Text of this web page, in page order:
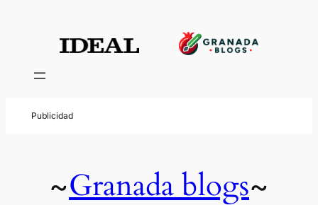
contenido
~Granada blogs~